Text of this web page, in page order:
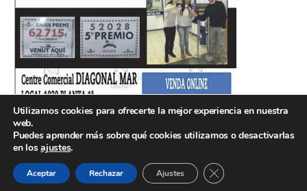
© 2026FUNDACIÓ ESPORTIVA GRAMA
Utilizamos cookies para ofrecerte la mejor experiencia en nuestra
web.
Puedes aprender más sobre qué cookies utilizamos o desactivarlas
en losajustes.
Aceptar Rechazar Ajustes CERRAR EL